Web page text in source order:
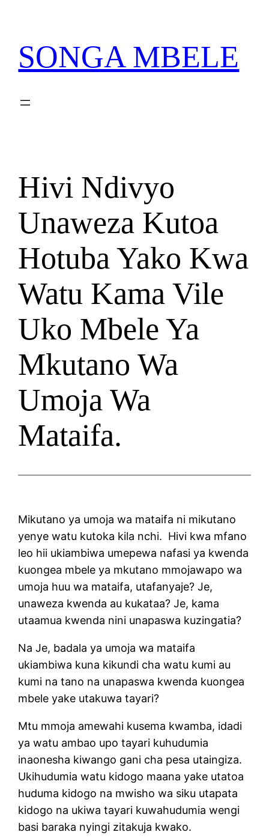
content
SONGA MBELE
Hivi Ndivyo
Unaweza Kutoa
Hotuba Yako Kwa
Watu Kama Vile
Uko Mbele Ya
Mkutano Wa
Umoja Wa
Mataifa.
Mikutano ya umoja wa mataifa ni mikutano
yenye watu kutoka kila nchi. Hivi kwa mfano
leo hii ukiambiwa umepewa nafasi ya kwenda
kuongea mbele ya mkutano mmojawapo wa
umoja huu wa mataifa, utafanyaje? Je,
unaweza kwenda au kukataa? Je, kama
utaamua kwenda nini unapaswa kuzingatia?
Na Je, badala ya umoja wa mataifa
ukiambiwa kuna kikundi cha watu kumi au
kumi na tano na unapaswa kwenda kuongea
mbele yake utakuwa tayari?
Mtu mmoja amewahi kusema kwamba, idadi
ya watu ambao upo tayari kuhudumia
inaonesha kiwango gani cha pesa utaingiza.
Ukihudumia watu kidogo maana yake utatoa
huduma kidogo na mwisho wa siku utapata
kidogo na ukiwa tayari kuwahudumia wengi
basi baraka nyingi zitakuja kwako.